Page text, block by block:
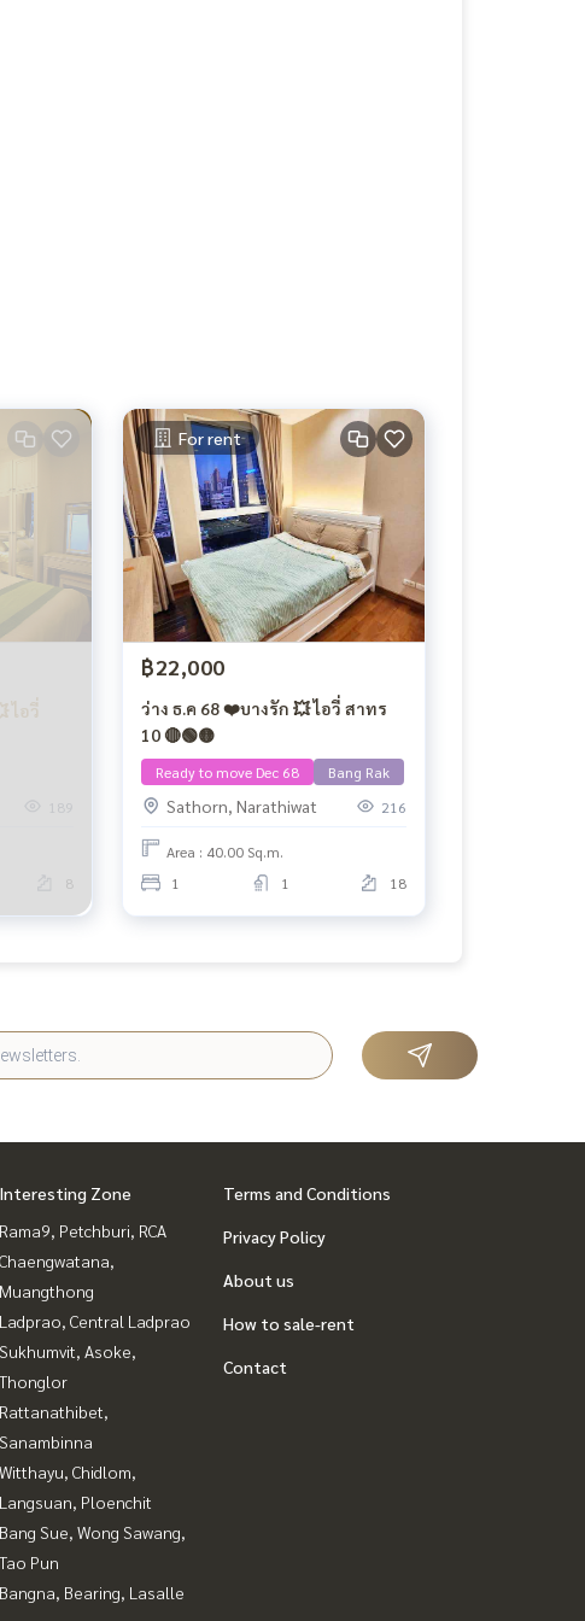
ไอวี่
189
8
For rent
฿22,000
ว่าง ธ.ค 68 ❤️บางรัก 💥 ไอวี่ สาทร
10 🔴🟢🟡
Ready to move Dec 68 Bang Rak
Sathorn, Narathiwat 216
Area : 40.00 Sq.m.
1
1 18
Interesting Zone
Rama9, Petchburi, RCA
Chaengwatana,
Muangthong
Ladprao, Central Ladprao
Sukhumvit, Asoke,
Thonglor
Rattanathibet,
Sanambinna
Witthayu, Chidlom,
Langsuan, Ploenchit
Bang Sue, Wong Sawang,
Tao Pun
Bangna, Bearing, Lasalle
Terms and Conditions
Privacy Policy
About us
How to sale-rent
Contact